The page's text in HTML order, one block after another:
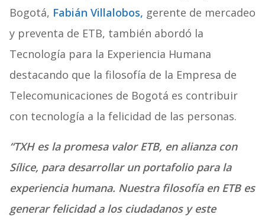
Bogotá, Fabián Villalobos, gerente de mercadeo
y preventa de ETB, también abordó la
Tecnología para la Experiencia Humana
destacando que la filosofía de la Empresa de
Telecomunicaciones de Bogotá es contribuir
con tecnología a la felicidad de las personas.
“TXH es la promesa valor ETB, en alianza con
Sílice, para desarrollar un portafolio para la
experiencia humana. Nuestra filosofía en ETB es
generar felicidad a los ciudadanos y este